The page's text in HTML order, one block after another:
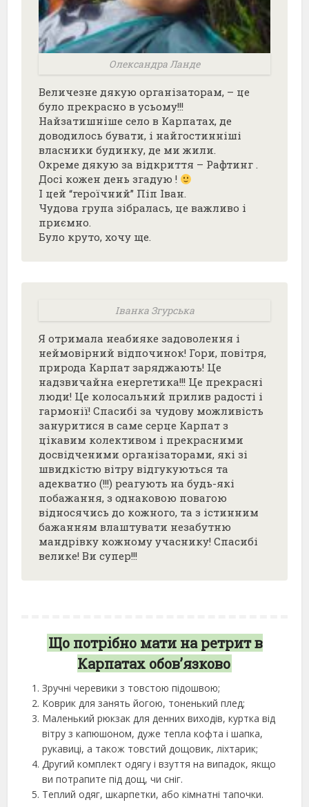
Олександра Ланде
Величезне дякую організаторам, – це
було прекрасно в усьому!!!
Найзатишніше село в Карпатах, де
доводилось бувати, і найгостинніші
власники будинку, де ми жили.
Окреме дякую за відкриття – Рафтинг .
Досі кожен день згадую !
І цей “героїчний” Піп Іван.
Чудова група зібралась, це важливо і
приємно.
Було круто, хочу ще.
Іванка Згурська
Я отримала неабияке задоволення і
неймовірний відпочинок! Гори, повітря,
природа Карпат заряджають! Це
надзвичайна енергетика!!! Це прекрасні
люди! Це колосальний прилив радості і
гармонії! Спасибі за чудову можливість
зануритися в саме серце Карпат з
цікавим колективом і прекрасними
досвідченими організаторами, які зі
швидкістю вітру відгукуються та
адекватно (!!!) реагують на будь-які
побажання, з однаковою повагою
відносячись до кожного, та з істинним
бажанням влаштувати незабутню
мандрівку кожному учаснику! Спасибі
велике! Ви супер!!!
Що потрібно мати на ретрит в
Карпатах обов’язково
Зручні черевики з товстою підошвою;
Коврик для занять йогою, тоненький плед;
Маленький рюкзак для денних виходів, куртка від
вітру з капюшоном, дуже тепла кофта і шапка,
рукавиці, а також товстий дощовик, ліхтарик;
Другий комплект одягу і взуття на випадок, якщо
ви потрапите під дощ, чи сніг.
Теплий одяг, шкарпетки, або кімнатні тапочки.